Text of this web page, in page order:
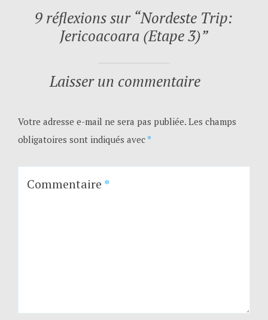
9 réflexions sur “Nordeste Trip:
Jericoacoara (Etape 3)”
Laisser un commentaire
Votre adresse e-mail ne sera pas publiée. Les champs
obligatoires sont indiqués avec *
Commentaire *